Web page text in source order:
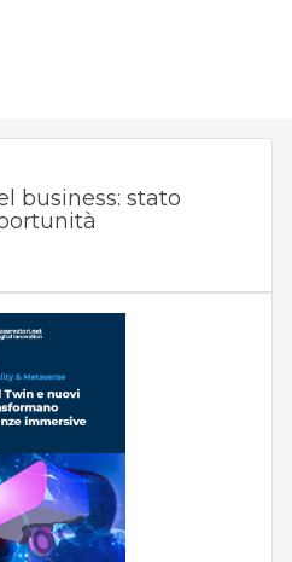
business: stato